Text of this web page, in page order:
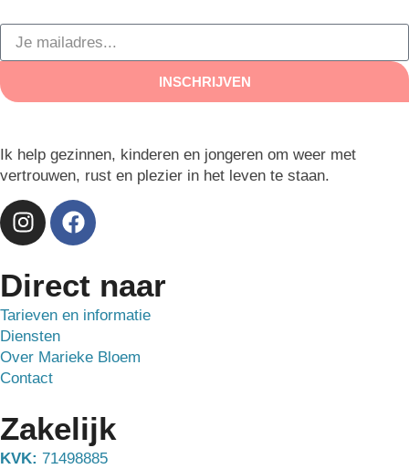
INSCHRIJVEN
Ik help gezinnen, kinderen en jongeren om weer met
vertrouwen, rust en plezier in het leven te staan.
Direct naar
Tarieven en informatie
Diensten
Over Marieke Bloem
Contact
Zakelijk
KVK: 71498885